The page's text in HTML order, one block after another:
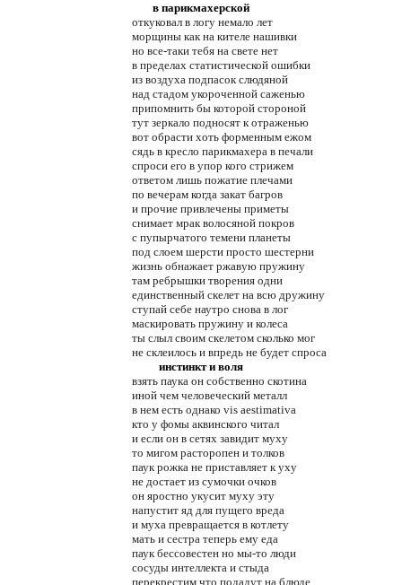
в парикмахерской
откуковал в логу немало лет
морщины как на кителе нашивки
но все-таки тебя на свете нет
в пределах статистической ошибки
из воздуха подпасок слюдяной
над стадом укороченной саженью
припомнить бы которой стороной
тут зеркало подносят к отраженью
вот обрасти хоть форменным ежом
сядь в кресло парикмахера в печали
спроси его в упор кого стрижем
ответом лишь пожатие плечами
по вечерам когда закат багров
и прочие привлечены приметы
снимает мрак волосяной покров
с пупырчатого темени планеты
под слоем шерсти просто шестерни
жизнь обнажает ржавую пружину
там ребрышки творения одни
единственный скелет на всю дружину
ступай себе наутро снова в лог
маскировать пружину и колеса
ты слыл своим скелетом сколько мог
не склеилось и впредь не будет спроса
инстинкт и воля
взять паука он собственно скотина
иной чем человеческий металл
в нем есть однако vis aestimativa
кто у фомы аквинского читал
и если он в сетях завидит муху
то мигом расторопен и толков
паук рожка не приставляет к уху
не достает из сумочки очков
он яростно укусит муху эту
напустит яд для пущего вреда
и муха превращается в котлету
мать и сестра теперь ему еда
паук бессовестен но мы-то люди
сосуды интеллекта и стыда
перекрестим что подадут на блюде